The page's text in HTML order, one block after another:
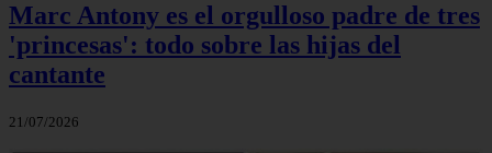
Marc Antony es el orgulloso padre de tres
'princesas': todo sobre las hijas del
cantante
21/07/2026